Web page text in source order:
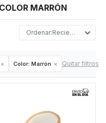
MARRÓN
Recientes
Color: Marrón Quitar filtros